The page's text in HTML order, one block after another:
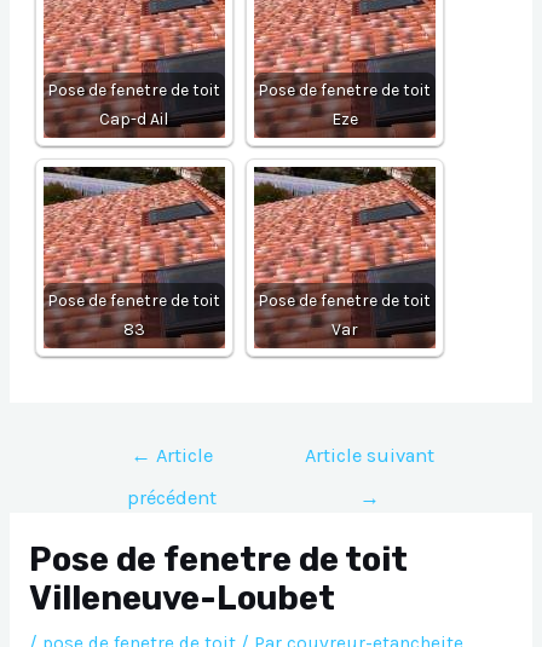
Pose de fenetre de toit
Cap-d Ail
Pose de fenetre de toit
Eze
Pose de fenetre de toit
83
Pose de fenetre de toit
Var
l’article
← Article
précédent
Article suivant
→
Pose de fenetre de toit
Villeneuve-Loubet